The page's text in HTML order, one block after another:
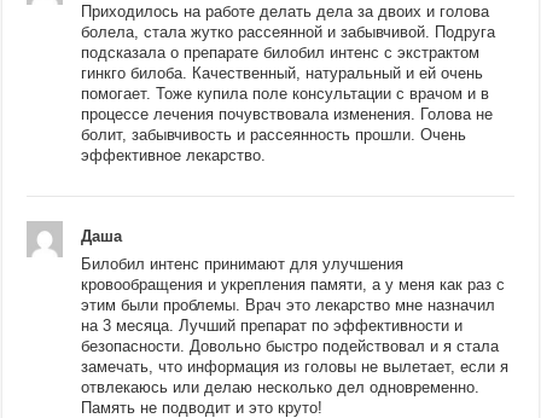
Приходилось на работе делать дела за двоих и голова
болела, стала жутко рассеянной и забывчивой. Подруга
подсказала о препарате билобил интенс с экстрактом
гинкго билоба. Качественный, натуральный и ей очень
помогает. Тоже купила поле консультации с врачом и в
процессе лечения почувствовала изменения. Голова не
болит, забывчивость и рассеянность прошли. Очень
эффективное лекарство.
Даша
Билобил интенс принимают для улучшения
кровообращения и укрепления памяти, а у меня как раз с
этим были проблемы. Врач это лекарство мне назначил
на 3 месяца. Лучший препарат по эффективности и
безопасности. Довольно быстро подействовал и я стала
замечать, что информация из головы не вылетает, если я
отвлекаюсь или делаю несколько дел одновременно.
Память не подводит и это круто!